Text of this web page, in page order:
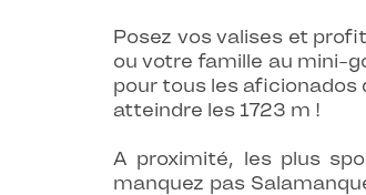
Posez vos valises et
ou votre famille au mini-
pour tous les aficionados
atteindre les 1723 m !
A proximité, les plus
manquez pas